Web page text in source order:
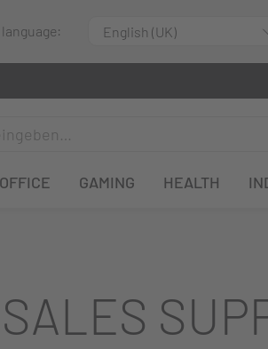
OFFICE GAMING HEALTH
SALES